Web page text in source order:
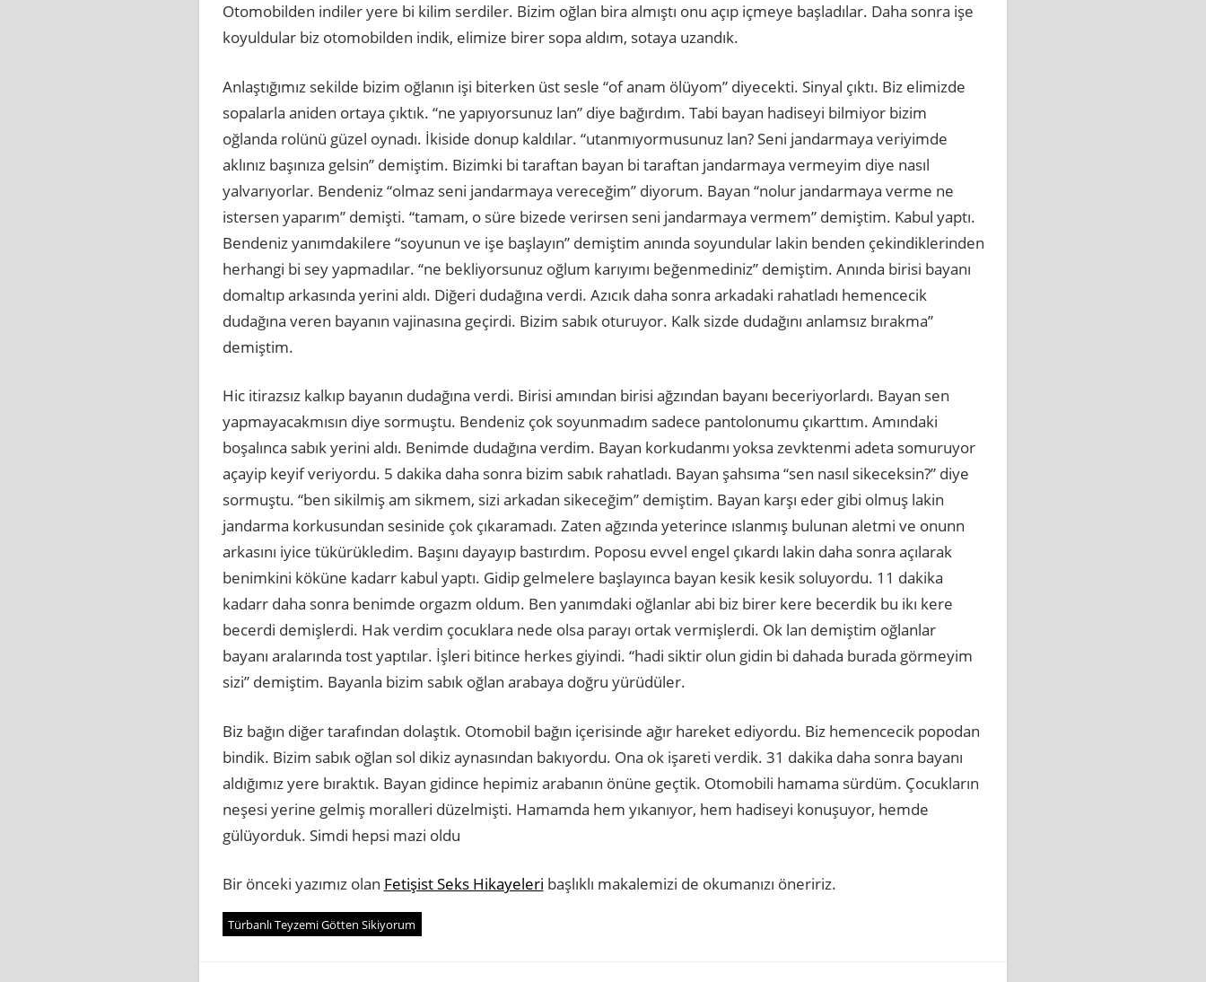
Otomobilden indiler yere bi kilim serdiler. Bizim oğlan bira almıştı onu açıp içmeye başladılar. Daha sonra işe
koyuldular biz otomobilden indik, elimize birer sopa aldım, sotaya uzandık.
Anlaştığımız sekilde bizim oğlanın işi biterken üst sesle “of anam ölüyom” diyecekti. Sinyal çıktı. Biz elimizde
sopalarla aniden ortaya çıktık. “ne yapıyorsunuz lan” diye bağırdım. Tabi bayan hadiseyi bilmiyor bizim
oğlanda rolünü güzel oynadı. İkiside donup kaldılar. “utanmıyormusunuz lan? Seni jandarmaya veriyimde
aklınız başınıza gelsin” demiştim. Bizimki bi taraftan bayan bi taraftan jandarmaya vermeyim diye nasıl
yalvarıyorlar. Bendeniz “olmaz seni jandarmaya vereceğim” diyorum. Bayan “nolur jandarmaya verme ne
istersen yaparım” demişti. “tamam, o süre bizede verirsen seni jandarmaya vermem” demiştim. Kabul yaptı.
Bendeniz yanımdakilere “soyunun ve işe başlayın” demiştim anında soyundular lakin benden çekindiklerinden
herhangi bi sey yapmadılar. “ne bekliyorsunuz oğlum karıyımı beğenmediniz” demiştim. Anında birisi bayanı
domaltıp arkasında yerini aldı. Diğeri dudağına verdi. Azıcık daha sonra arkadaki rahatladı hemencecik
dudağına veren bayanın vajinasına geçirdi. Bizim sabık oturuyor. Kalk sizde dudağını anlamsız bırakma”
demiştim.
Hic itirazsız kalkıp bayanın dudağına verdi. Birisi amından birisi ağzından bayanı beceriyorlardı. Bayan sen
yapmayacakmısın diye sormuştu. Bendeniz çok soyunmadım sadece pantolonumu çıkarttım. Amındaki
boşalınca sabık yerini aldı. Benimde dudağına verdim. Bayan korkudanmı yoksa zevktenmi adeta somuruyor
açayip keyif veriyordu. 5 dakika daha sonra bizim sabık rahatladı. Bayan şahsıma “sen nasıl sikeceksin?” diye
sormuştu. “ben sikilmiş am sikmem, sizi arkadan sikeceğim” demiştim. Bayan karşı eder gibi olmuş lakin
jandarma korkusundan sesinide çok çıkaramadı. Zaten ağzında yeterince ıslanmış bulunan aletmi ve onunn
arkasını iyice tükürükledim. Başını dayayıp bastırdım. Poposu evvel engel çıkardı lakin daha sonra açılarak
benimkini köküne kadarr kabul yaptı. Gidip gelmelere başlayınca bayan kesik kesik soluyordu. 11 dakika
kadarr daha sonra benimde orgazm oldum. Ben yanımdaki oğlanlar abi biz birer kere becerdik bu ikı kere
becerdi demişlerdi. Hak verdim çocuklara nede olsa parayı ortak vermişlerdi. Ok lan demiştim oğlanlar
bayanı aralarında tost yaptılar. İşleri bitince herkes giyindi. “hadi siktir olun gidin bi dahada burada görmeyim
sizi” demiştim. Bayanla bizim sabık oğlan arabaya doğru yürüdüler.
Biz bağın diğer tarafından dolaştık. Otomobil bağın içerisinde ağır hareket ediyordu. Biz hemencecik popodan
bindik. Bizim sabık oğlan sol dikiz aynasından bakıyordu. Ona ok işareti verdik. 31 dakika daha sonra bayanı
aldığımız yere bıraktık. Bayan gidince hepimiz arabanın önüne geçtik. Otomobili hamama sürdüm. Çocukların
neşesi yerine gelmiş moralleri düzelmişti. Hamamda hem yıkanıyor, hem hadiseyi konuşuyor, hemde
gülüyorduk. Simdi hepsi mazi oldu
Bir önceki yazımız olan Fetişist Seks Hikayeleri başlıklı makalemizi de okumanızı öneririz.
Türbanlı Teyzemi Götten Sikiyorum